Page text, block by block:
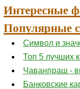
Интересные
Популярные
Символ и
Топ 5 лучших
Чаванпраш -
Банковские